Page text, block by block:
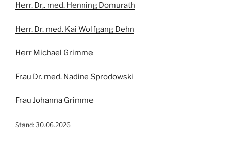
Herr. Dr,. med. Henning Domurath
Herr. Dr. med. Kai Wolfgang Dehn
Herr Michael Grimme
Frau Dr. med. Nadine Sprodowski
Frau Johanna Grimme
Stand: 30.06.2026